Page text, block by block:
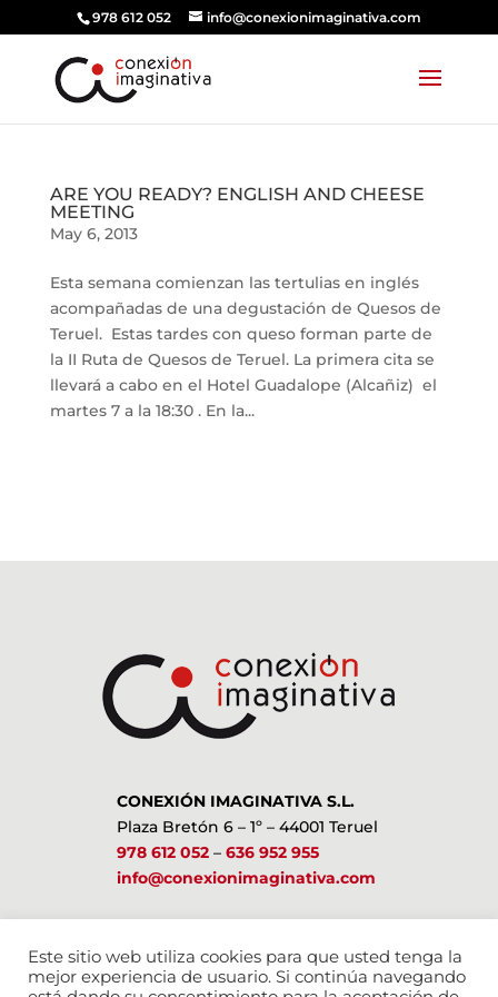
978 612 052 info@conexionimaginativa.com
ARE YOU READY? ENGLISH AND CHEESE
MEETING
May 6, 2013
Esta semana comienzan las tertulias en inglés
acompañadas de una degustación de Quesos de
Teruel. Estas tardes con queso forman parte de
la II Ruta de Quesos de Teruel. La primera cita se
llevará a cabo en el Hotel Guadalope (Alcañiz) el
martes 7 a la 18:30 . En la...
CONEXIÓN IMAGINATIVA S.L.
Plaza Bretón 6 – 1º – 44001 Teruel
978 612 052– 636 952 955
info@conexionimaginativa.com
Este sitio web utiliza cookies para que usted tenga la
mejor experiencia de usuario. Si continúa navegando